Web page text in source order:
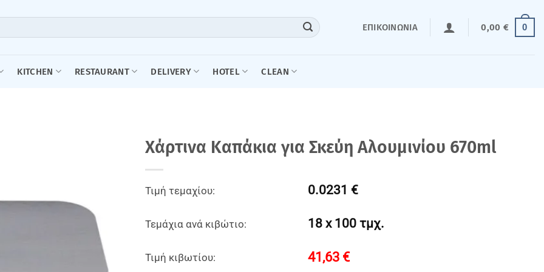
ΕΠΙΚΟΙΝΩΝΊΑ 0,00 € 0
KITCHEN RESTAURANT DELIVERY HOTEL CLEAN
Χάρτινα Καπάκια για Σκεύη Αλουμινίου 670ml
Τιμή τεμαχίου: 0.0231 €
Τεμάχια ανά κιβώτιο: 18 x 100 τμχ.
Τιμή κιβωτίου: 41,63 €